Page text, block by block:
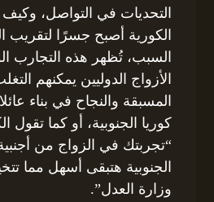
التحديات في التواصل، وكيف
الكورية أصبح جسرًا لتقريب
السبب، تُظهر هذه التجارب
الأزواج الدوليين يمكنهم
المسبقة والنجاح في بناء
كوريا الجنوبية، أو كما تقول
“تجربتك في الزواج من
الجنوبية هتبقى أسهل مما
وزارة العدل”.